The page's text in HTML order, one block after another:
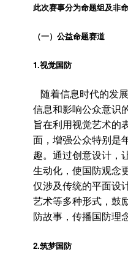
此次赛事分为命题组及非
（一）公益命题赛道
1.视觉国防
随着信息时代的发
信息和影响公众意识
旨在利用视觉艺术的
面，增强公众特别是
趣。通过创意设计，
生动化，使国防观念
仅涉及传统的平面设
艺术等多种形式，鼓
防故事，传播国防理念
2.筑梦国防